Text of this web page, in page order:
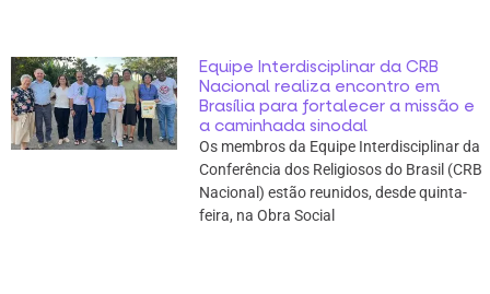
Equipe Interdisciplinar da CRB
Nacional realiza encontro em
Brasília para fortalecer a missão e
a caminhada sinodal
Os membros da Equipe Interdisciplinar da
Conferência dos Religiosos do Brasil (CRB
Nacional) estão reunidos, desde quinta-
feira, na Obra Social